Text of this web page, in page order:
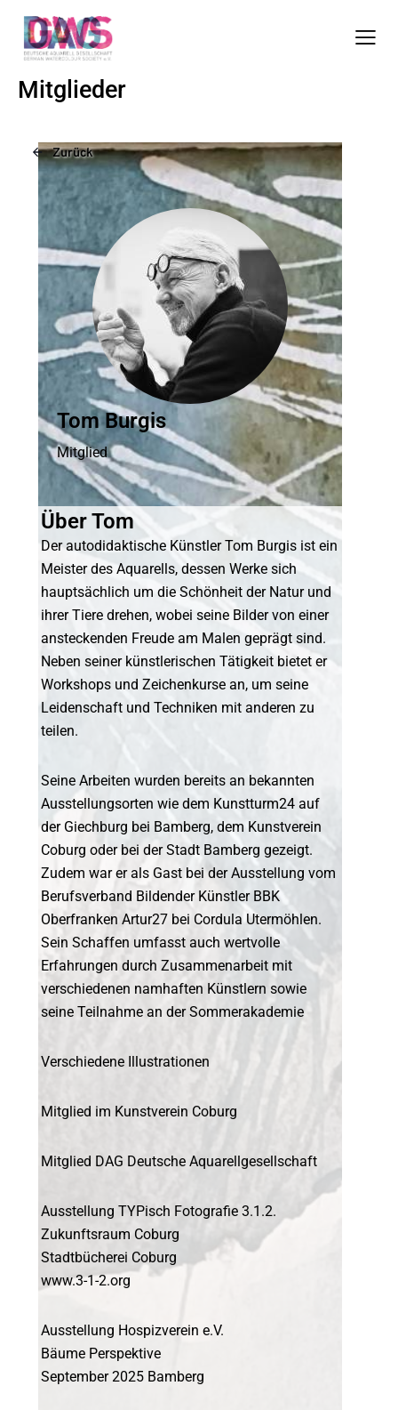
Mitglieder
Zurück
Tom Burgis
Mitglied
Über Tom
Der autodidaktische Künstler Tom Burgis ist ein
Meister des Aquarells, dessen Werke sich
hauptsächlich um die Schönheit der Natur und
ihrer Tiere drehen, wobei seine Bilder von einer
ansteckenden Freude am Malen geprägt sind.
Neben seiner künstlerischen Tätigkeit bietet er
Workshops und Zeichenkurse an, um seine
Leidenschaft und Techniken mit anderen zu
teilen.
Seine Arbeiten wurden bereits an bekannten
Ausstellungsorten wie dem Kunstturm24 auf
der Giechburg bei Bamberg, dem Kunstverein
Coburg oder bei der Stadt Bamberg gezeigt.
Zudem war er als Gast bei der Ausstellung vom
Berufsverband Bildender Künstler BBK
Oberfranken Artur27 bei Cordula Utermöhlen.
Sein Schaffen umfasst auch wertvolle
Erfahrungen durch Zusammenarbeit mit
verschiedenen namhaften Künstlern sowie
seine Teilnahme an der Sommerakademie
Verschiedene Illustrationen
Mitglied im Kunstverein Coburg
Mitglied DAG Deutsche Aquarellgesellschaft
Ausstellung TYPisch Fotografie 3.1.2.
Zukunftsraum Coburg
Stadtbücherei Coburg
www.3-1-2.org
Ausstellung Hospizverein e.V.
Bäume Perspektive
September 2025 Bamberg